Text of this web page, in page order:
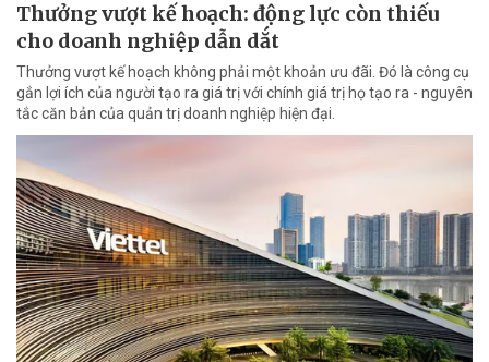
Thưởng vượt kế hoạch: động lực còn thiếu
cho doanh nghiệp dẫn dắt
Thưởng vượt kế hoạch không phải một khoản ưu đãi. Đó là công cụ
gắn lợi ích của người tạo ra giá trị với chính giá trị họ tạo ra - nguyên
tắc căn bản của quản trị doanh nghiệp hiện đại.